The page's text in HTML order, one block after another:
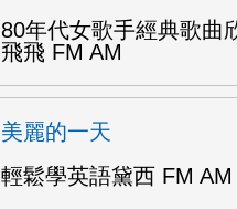
80年代女歌手經典歌曲
飛飛 FM AM
美麗的一天
輕鬆學英語黛西 FM AM